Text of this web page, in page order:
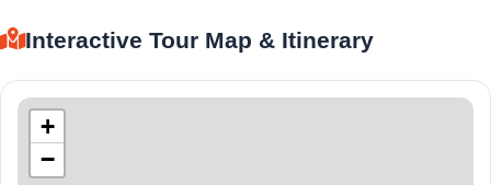
Interactive Tour Map & Itinerary
+
−